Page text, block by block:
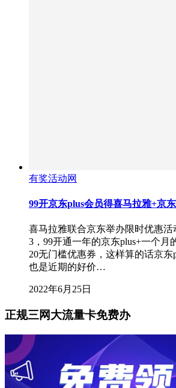
有奖活动网
99开京东plus会员得喜马拉雅+京
喜马拉雅联合京东举办限时优惠活
3，99开通一年的京东plus+一个月
20无门槛优惠券，这样算的话京东
也是近期的好价…
2022年6月25日
正规三网大流量卡免费办